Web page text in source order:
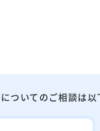
ついてのご相談は